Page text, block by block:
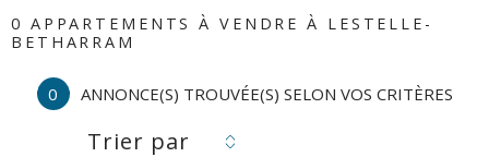
0 APPARTEMENTS À VENDRE À LESTELLE-
BETHARRAM
0 ANNONCE(S) TROUVÉE(S) SELON VOS CRITÈRES
Trier par